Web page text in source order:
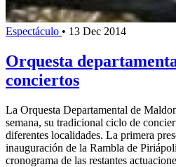
Espectáculo • 13 Dec 2014
Orquesta
conciertos
La Orquesta Departamental de
semana, su tradicional ciclo de
diferentes localidades. La primera
inauguración de la Rambla de
cronograma de las restantes